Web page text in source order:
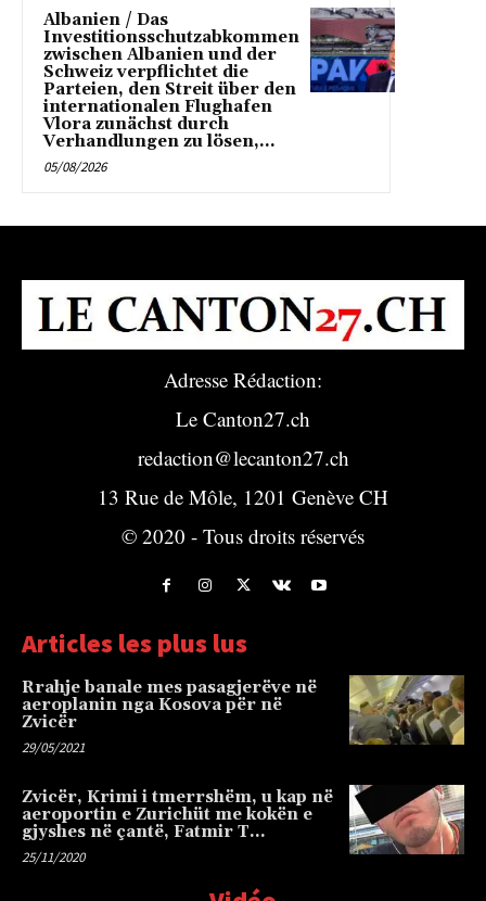
Albanien / Das
Investitionsschutzabkommen
zwischen Albanien und der
Schweiz verpflichtet die
Parteien, den Streit über den
internationalen Flughafen
Vlora zunächst durch
Verhandlungen zu lösen,...
05/08/2026
Adresse Rédaction:
Le Canton27.ch
redaction@lecanton27.ch
13 Rue de Môle, 1201 Genève CH
© 2020 - Tous droits réservés
Articles les plus lus
Rrahje banale mes pasagjerëve në
aeroplanin nga Kosova për në
Zvicër
29/05/2021
Zvicër, Krimi i tmerrshëm, u kap në
aeroportin e Zurichüt me kokën e
gjyshes në çantë, Fatmir T…
25/11/2020